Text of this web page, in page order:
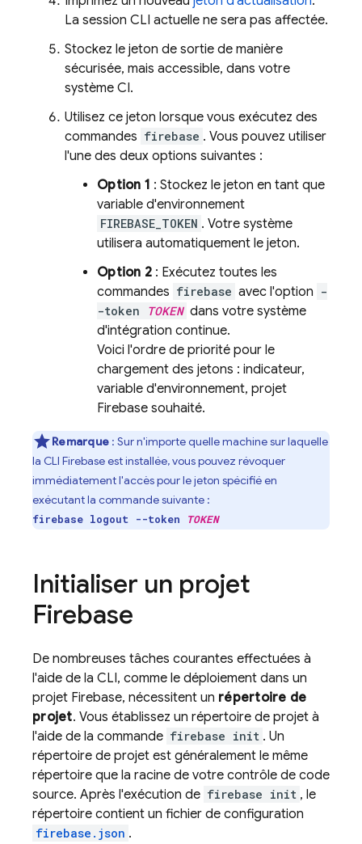
La session CLI actuelle ne sera pas affectée.
Stockez le jeton de sortie de manière
sécurisée, mais accessible, dans votre
système CI.
Utilisez ce jeton lorsque vous exécutez des
commandes firebase . Vous pouvez utiliser
l'une des deux options suivantes :
Option 1 : Stockez le jeton en tant que
variable d'environnement
FIREBASE_TOKEN . Votre système
utilisera automatiquement le jeton.
Option 2 : Exécutez toutes les
commandes firebase avec l'option -
-token
TOKEN dans votre système
d'intégration continue.
Voici l'ordre de priorité pour le
chargement des jetons : indicateur,
variable d'environnement, projet
Firebase souhaité.
Remarque : Sur n'importe quelle machine sur laquelle
la CLI Firebaseest installée, vous pouvez révoquer
immédiatement l'accès pour le jeton spécifié en
exécutant la commande suivante :
firebase logout --token TOKEN
Initialiser un projet
Firebase
De nombreuses tâches courantes effectuées à
l'aide de la CLI, comme le déploiement dans un
projet Firebase, nécessitent un répertoire de
projet. Vous établissez un répertoire de projet à
l'aide de la commande firebase init . Un
répertoire de projet est généralement le même
répertoire que la racine de votre contrôle de code
source. Après l'exécution de firebase init , le
répertoire contient un fichier de configuration
firebase.json .